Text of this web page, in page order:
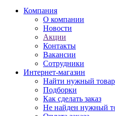
Компания
О компании
Новости
Акции
Контакты
Вакансии
Сотрудники
Интернет-магазин
Найти нужный товар
Подборки
Как сделать заказ
Не найден нужный